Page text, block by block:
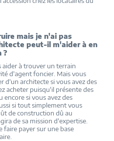
mais je n'ai pas
peut-il m'aider à en
?
aider à trouver un terrain
d'agent foncier. Mais vous
d'un architecte si vous avez des
acheter puisqu'il présente des
encore si vous avez des
si tout simplement vous
de construction dû au
de sa mission d'expertise.
faire payer sur une base